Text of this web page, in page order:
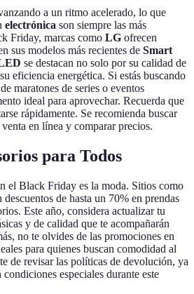
a un ritmo acelerado, lo que
electrónica son siempre las más
Friday, marcas como LG ofrecen
sus modelos más recientes de Smart
se destacan no solo por su calidad de
eficiencia energética. Si estás buscando
maratones de series o eventos
ideal para aprovechar. Recuerda que
rápidamente. Se recomienda buscar
en línea y comparar precios.
para Todos
el Black Friday es la moda. Sitios como
descuentos de hasta un 70% en prendas
Este año, considera actualizar tu
y de calidad que te acompañarán
no te olvides de las promociones en
para quienes buscan comodidad al
de revisar las políticas de devolución, ya
especiales durante este